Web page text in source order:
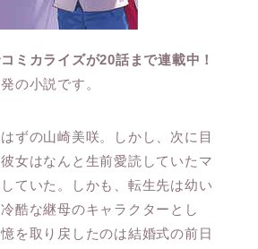
ミカライズが20話まで連載中！
の小説です。
ずの山崎美咲。しかし、次に目
女はなんと生前愛読していたマ
ていた。しかも、転生先は幼い
酷な継母のキャラクターとし
を取り戻したのは結婚式の前日